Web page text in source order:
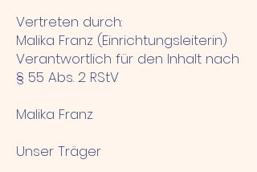
Vertreten durch:
Malika Franz (Einrichtungsleiterin)
Verantwortlich für den Inhalt nach
§ 55 Abs. 2 RStV
Malika Franz
Unser Träger